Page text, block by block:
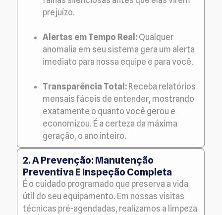
prejuízo.
Alertas em Tempo Real: Qualquer
anomalia em seu sistema gera um alerta
imediato para nossa equipe e para você.
Transparência Total: Receba relatórios
mensais fáceis de entender, mostrando
exatamente o quanto você gerou e
economizou. É a certeza da máxima
geração, o ano inteiro.
2. A Prevenção: Manutenção
Preventiva E Inspeção Completa
É o cuidado programado que preserva a vida
útil do seu equipamento. Em nossas visitas
técnicas pré-agendadas, realizamos a limpeza